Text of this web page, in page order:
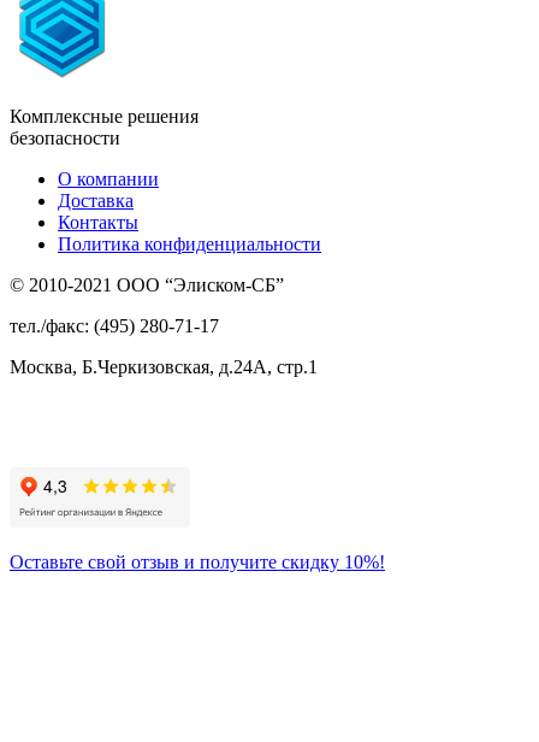
Комплексные решения
безопасности
О компании
Доставка
Контакты
Политика конфиденциальности
© 2010-2021 ООО “Элиском-СБ”
тел./факс: (495) 280-71-17
Москва, Б.Черкизовская, д.24А, стр.1
Оставьте свой отзыв и получите скидку 10%!